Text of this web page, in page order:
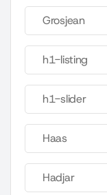
Grosjean
h1-listing
h1-slider
Haas
Hadjar